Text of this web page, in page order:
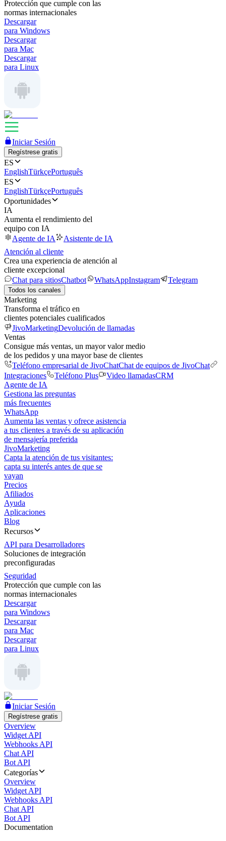
Protección que cumple con las
normas internacionales
Descargar
para Windows
Descargar
para Mac
Descargar
para Linux
Iniciar Sesión
Regístrese gratis
ES
EnglishTürkçePortuguês
ES
EnglishTürkçePortuguês
Oportunidades
IA
Aumenta el rendimiento del
equipo con IA
Agente de IA
Asistente de IA
Atención al cliente
Crea una experiencia de atención al
cliente excepcional
Chat para sitiosChatbot WhatsAppInstagram Telegram
Todos los canales
Marketing
Transforma el tráfico en
clientes potenciales cualificados
JivoMarketingDevolución de llamadas
Ventas
Consigue más ventas, un mayor valor medio
de los pedidos y una mayor base de clientes
Teléfono empresarial de JivoChatChat de equipos de JivoChat
Integraciones
Teléfono Plus Video llamadasCRM
Agente de IA
Gestiona las preguntas
más frecuentes
WhatsApp
Aumenta las ventas y ofrece asistencia
a tus clientes a través de su aplicación
de mensajería preferida
JivoMarketing
Capta la atención de tus visitantes:
capta su interés antes de que se
vayan
Precios
Afiliados
Ayuda
Aplicaciones
Blog
Recursos
API para Desarrolladores
Soluciones de integración
preconfiguradas
Seguridad
Protección que cumple con las
normas internacionales
Descargar
para Windows
Descargar
para Mac
Descargar
para Linux
Iniciar Sesión
Regístrese gratis
Overview
Widget API
Webhooks API
Chat API
Bot API
Categorías
Overview
Widget API
Webhooks API
Chat API
Bot API
Documentation